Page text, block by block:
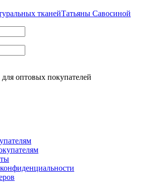
тканейТатьяны Савосиной
для оптовых покупателей